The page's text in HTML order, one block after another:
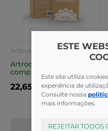
Articulações E Pernas
Artrocomplet Comp X 60
comps
22,65€
COMPRAR
ESTE
Este site utiliza
experiência de
Consulte nossa
mais informações.
REJEITAR TODOS